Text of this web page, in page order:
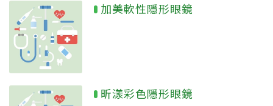
加美軟性隱形眼鏡
昕漾彩色隱形眼鏡